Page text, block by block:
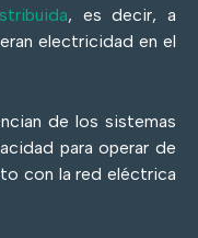
, es decir, a
electricidad en el
de los sistemas
para operar de
con la red eléctrica